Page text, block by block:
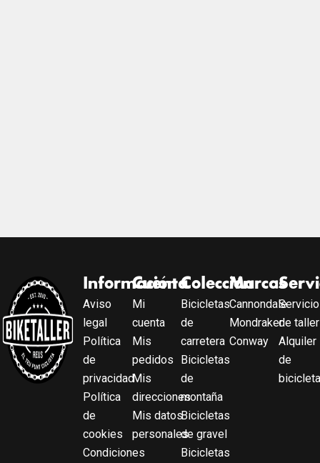
Información
Aviso
legal
Política
de
privacidad
Política
de
cookies
Condiciones
Cuenta
Mi
cuenta
Mis
pedidos
Mis
direcciones
Mis datos
personales
Colección
Bicicletas
de
carretera
Bicicletas
de
montaña
Bicicletas
de gravel
Bicicletas
Marcas
Cannondale
Mondraker
Conway
Servicio
de taller
Alquiler
de